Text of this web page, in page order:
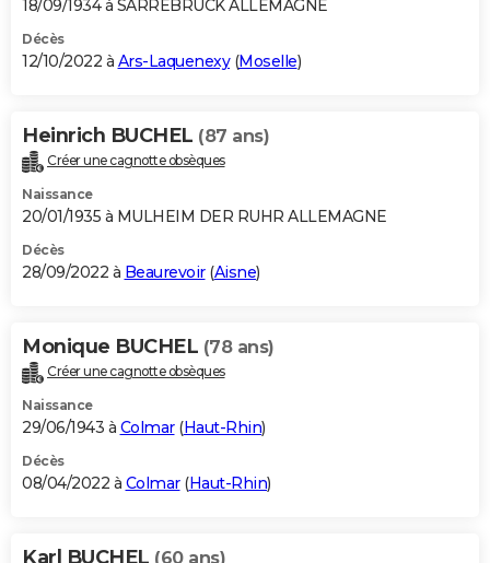
18/09/1934 à SARREBRUCK ALLEMAGNE
Décès
12/10/2022 à Ars-Laquenexy(Moselle)
Heinrich BUCHEL (87 ans)
Créer une cagnotte obsèques
Naissance
20/01/1935 à MULHEIM DER RUHR ALLEMAGNE
Décès
28/09/2022 à Beaurevoir(Aisne)
Monique BUCHEL (78 ans)
Créer une cagnotte obsèques
Naissance
29/06/1943 à Colmar(Haut-Rhin)
Décès
08/04/2022 à Colmar(Haut-Rhin)
Karl BUCHEL (60 ans)